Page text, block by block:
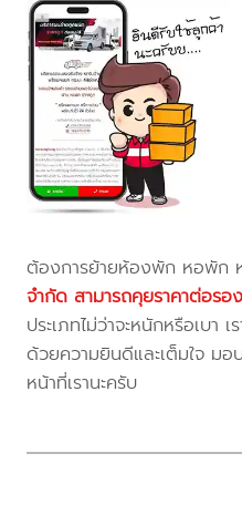
ต้องการย้ายห้องพัก หอพัก
จำกัด สามารถคุยราคาต่อรอ
ประเภทไม่ว่าจะหนักหรือเบา
ด้วยความยินดีและเต็มใจ มอ
หน้าที่เรานะครับ